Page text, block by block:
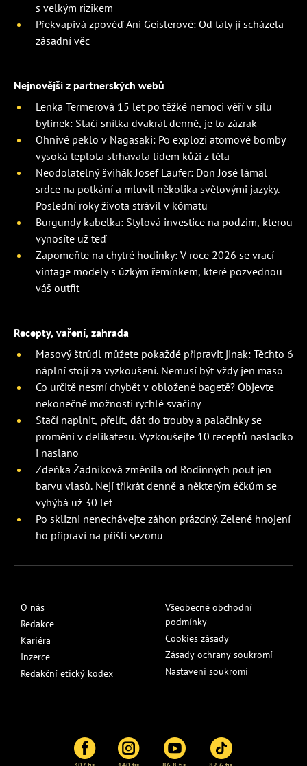
s velkým rizikem
Překvapivá zpověď Ani Geislerové: Od táty jí scházela
zásadní věc
Nejnovější z partnerských webů
Lenka Termerová 15 let po těžké nemoci věří v sílu
bylinek: Stačí snítka dvakrát denně, je to zázrak
Ohnivé peklo v Nagasaki: Po explozi atomové bomby
vysoká teplota strhávala lidem kůži z těla
Neodolatelný švihák Josef Laufer: Don José lámal
srdce na potkání a mluvil několika světovými jazyky.
Poslední roky života strávil v kómatu
Burgundy kabelka: Stylová investice na podzim, kterou
vynosíte už teď
Zapomeňte na chytré hodinky: V roce 2026 se vrací
vintage modely s úzkým řemínkem, které pozvednou
váš outfit
Recepty, vaření, zahrada
Masový štrúdl můžete pokaždé připravit jinak: Těchto 6
náplní stojí za vyzkoušení. Nemusí být vždy jen maso
Co určitě nesmí chybět v obložené bagetě? Objevte
nekonečné možnosti rychlé svačiny
Stačí naplnit, přelít, dát do trouby a palačinky se
promění v delikatesu. Vyzkoušejte 10 receptů nasladko
i naslano
Zdeňka Žádníková změnila od Rodinných pout jen
barvu vlasů. Nejí třikrát denně a některým éčkům se
vyhýbá už 30 let
Po sklizni nenechávejte záhon prázdný. Zelené hnojení
ho připraví na příští sezonu
O nás
Redakce
Kariéra
Inzerce
Redakční etický kodex
Všeobecné obchodní
podmínky
Cookies zásady
Zásady ochrany soukromí
Nastavení soukromí